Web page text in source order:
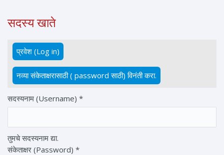
सदस्य खाते
Primary tabs
प्रवेश (Log in)
नव्या संकेताक्षरासाठी ( password साठी) विनंती करा.
सदस्यनाम (Username) *
तुमचे सदस्यनाम द्या.
संकेताक्षर (Password) *